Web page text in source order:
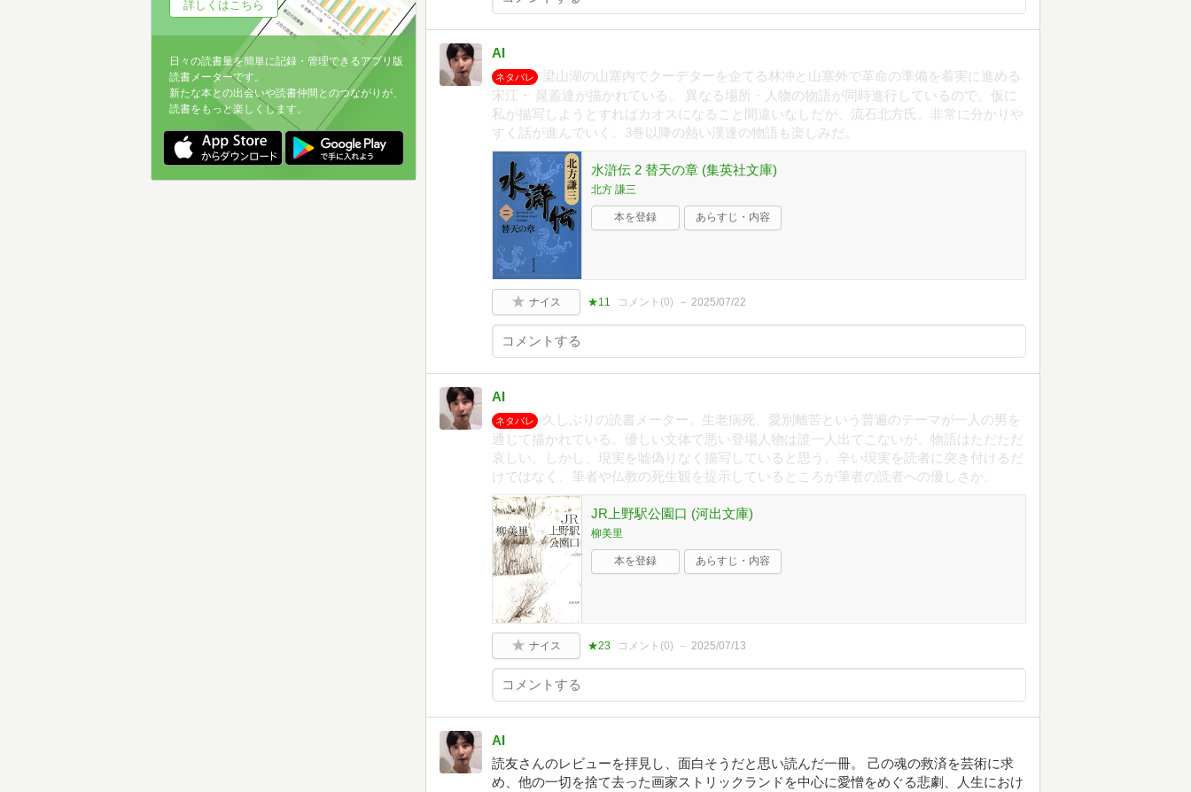
AI
ネタバレ
梁山湖の山塞内でクーデターを企てる林冲と山塞外で革命の準備を着実に進める
宋江・ 晁蓋達が描かれている。 異なる場所・人物の物語が同時進行しているので、仮に
私が描写しようとすればカオスになること間違いなしだが、流石北方氏。非常に分かりや
すく話が進んでいく。3巻以降の熱い漢達の物語も楽しみだ。
水滸伝 2 替天の章 (集英社文庫)
北方 謙三
本を登録 あらすじ・内容
ナイス ★11 コメント(0) 2025/07/22
AI
ネタバレ
久しぶりの読書メーター。生老病死、愛別離苦という普遍のテーマが一人の男を
通じて描かれている。優しい文体で悪い登場人物は誰一人出てこないが、物語はただただ
哀しい。しかし、現実を嘘偽りなく描写していると思う。辛い現実を読者に突き付けるだ
けではなく、筆者や仏教の死生観を提示しているところが筆者の読者への優しさか。
JR上野駅公園口 (河出文庫)
柳美里
本を登録 あらすじ・内容
ナイス ★23 コメント(0) 2025/07/13
AI
読友さんのレビューを拝見し、面白そうだと思い読んだ一冊。 己の魂の救済を芸術に求
め、他の一切を捨て去った画家ストリックランドを中心に愛憎をめぐる悲劇、人生におけ
詳しくはこちら
日々の読書量を簡単に記録・管理できるアプリ版
読書メーターです。
新たな本との出会いや読書仲間とのつながりが、
読書をもっと楽しくします。